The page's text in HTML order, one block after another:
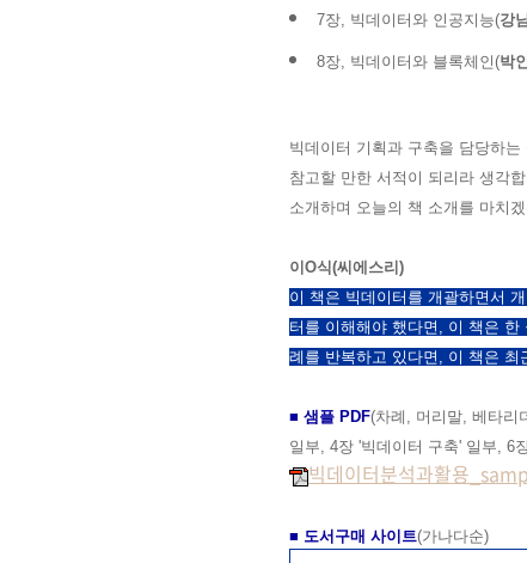
7장, 빅데이터와 인공지능(강
8장, 빅데이터와 블록체인(박
빅데이터 기획과 구축을 담당하
참고할 만한 서적이 되리라 생각
소개하며 오늘의 책 소개를 마치
이O식(씨에스리)
이 책은 빅데이터를 개괄하면서
터를 이해해야 했다면, 이 책은
례를 반복하고 있다면, 이 책은
■ 샘플 PDF(차례, 머리말, 베타리
일부, 4장 '빅데이터 구축' 일부, 6
빅데이터분석과활용
■ 도서구매 사이트(가나다순)